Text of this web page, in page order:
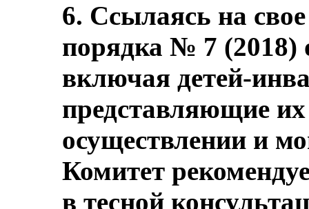
6. Ссылаясь на
порядка № 7 (2018)
включая детей-
представляющие
осуществлении и
Комитет
в тесной